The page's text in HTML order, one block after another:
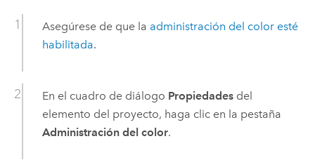
Asegúrese de que la administración del color esté
habilitada.
En el cuadro de diálogo Propiedadesdel
elemento del proyecto, haga clic en la pestaña
Administración del color.